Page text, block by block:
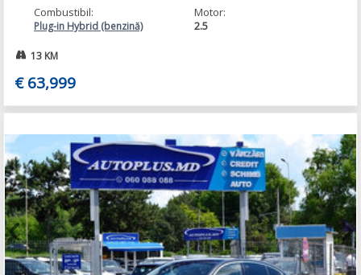
Combustibil:
Plug-in Hybrid (benzină)
Motor:
2.5
13 KM
€ 63,999